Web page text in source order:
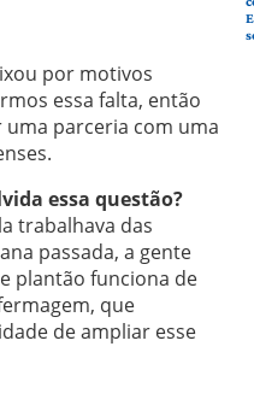
por motivos
essa falta, então
parceria com uma
essa questão?
trabalhava das
passada, a gente
plantão funciona de
que
de ampliar esse